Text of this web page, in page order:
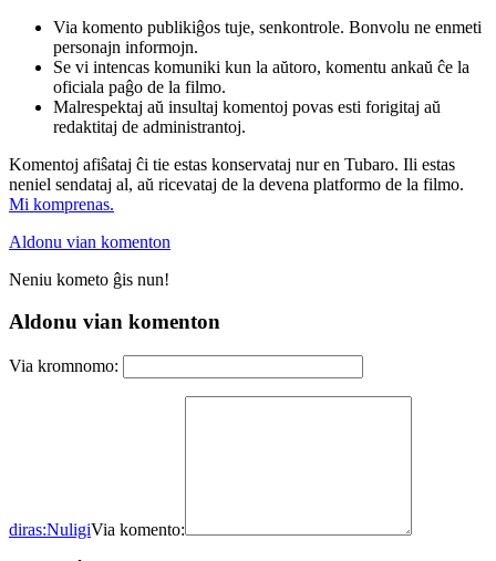
Via komento publikiĝos tuje, senkontrole. Bonvolu ne enmeti
personajn informojn.
Se vi intencas komuniki kun la aŭtoro, komentu ankaŭ ĉe la
oficiala paĝo de la filmo.
Malrespektaj aŭ insultaj komentoj povas esti forigitaj aŭ
redaktitaj de administrantoj.
Komentoj afiŝataj ĉi tie estas konservataj nur en Tubaro. Ili estas
neniel sendataj al, aŭ ricevataj de la devena platformo de la filmo.
Mi komprenas.
Aldonu vian komenton
Neniu kometo ĝis nun!
Aldonu vian komenton
Via kromnomo:
diras:NuligiVia komento: